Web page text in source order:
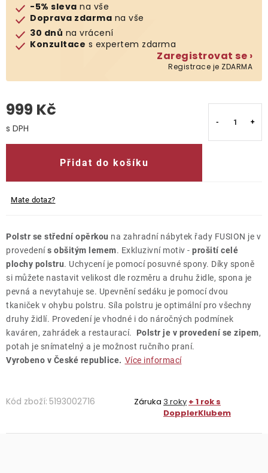
Klub výhod
-5% sleva na vše
Doprava zdarma na vše
30 dnů na vrácení
Konzultace s expertem zdarma
Zaregistrovat se ›
Registrace je ZDARMA
999 Kč
Přidat do košíku
Mate dotaz?
Polstr se střední opěrkou na zahradní nábytek řady FUSION je v
provedenís obšitým lemem. Exkluzivní motiv - prošití celé
plochy polstru. Uchycení je pomocí posuvné spony. Díky sponě
si můžete nastavit velikost dle rozměru a druhu židle, spona je
pevná a nevytahuje se. Upevnění sedáku je pomocí dvou
tkaniček v ohybu polstru. Síla polstru je optimální pro všechny
druhy židlí. Provedení je vhodné i do náročných podmínek
kaváren, zahrádek a restaurací. Polstr je v provedení se zipem,
potah je snímatelný a je možnost ručního praní.
Vyrobeno v České republice. Více informací
Kód zboží: 5193002716 Záruka 3 roky + 1 rok s
DopplerKlubem